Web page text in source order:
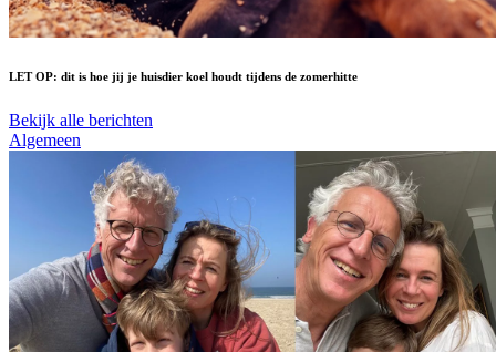
LET OP: dit is hoe jij je huisdier koel houdt tijdens de zomerhitte
Bekijk alle berichten
Algemeen